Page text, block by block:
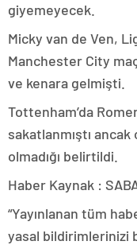
giyemeyecek.
Micky van de Ven,
Manchester City
ve kenara gelmişti.
Tottenham’da
sakatlanmıştı ancak
olmadığı belirtildi.
Haber Kaynak :
“Yayınlanan tüm
yasal bildirimlerinizi